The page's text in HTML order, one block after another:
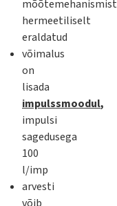
mõõtemehanismist
hermeetiliselt
eraldatud
võimalus
on
lisada
impulssmoodul,
impulsi
sagedusega
100
l/imp
arvesti